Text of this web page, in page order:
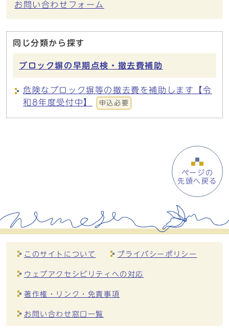
お問い合わせフォーム
同じ分類から探す
ブロック塀の早期点検・撤去費補助
危険なブロック塀等の撤去費を補助します【令
和8年度受付中】
申込必要
ページの
先頭へ戻る
このサイトについて プライバシーポリシー
ウェブアクセシビリティへの対応
著作権・リンク・免責事項
お問い合わせ窓口一覧